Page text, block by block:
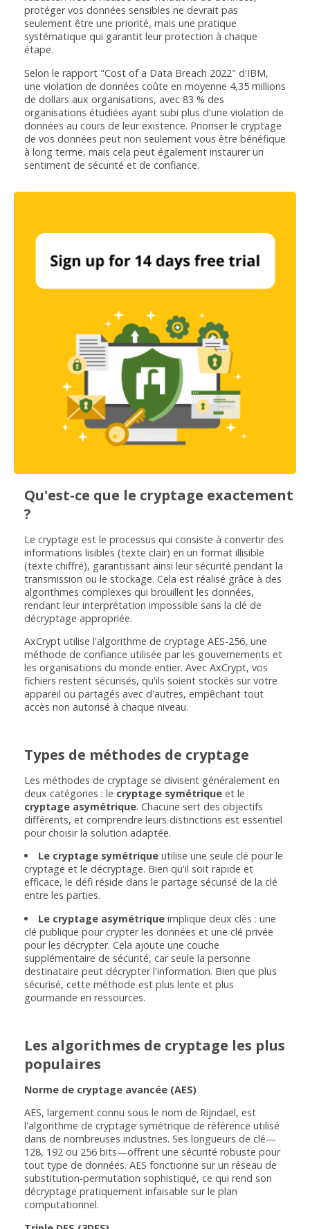
protéger vos données sensibles ne devrait pas
seulement être une priorité, mais une pratique
systématique qui garantit leur protection à chaque
étape.
Selon le rapport "Cost of a Data Breach 2022" d'IBM,
une violation de données coûte en moyenne 4,35 millions
de dollars aux organisations, avec 83 % des
organisations étudiées ayant subi plus d'une violation de
données au cours de leur existence. Prioriser le cryptage
de vos données peut non seulement vous être bénéfique
à long terme, mais cela peut également instaurer un
sentiment de sécurité et de confiance.
Qu'est-ce que le cryptage exactement
?
Le cryptage est le processus qui consiste à convertir des
informations lisibles (texte clair) en un format illisible
(texte chiffré), garantissant ainsi leur sécurité pendant la
transmission ou le stockage. Cela est réalisé grâce à des
algorithmes complexes qui brouillent les données,
rendant leur interprétation impossible sans la clé de
décryptage appropriée.
AxCrypt utilise l'algorithme de cryptage AES-256, une
méthode de confiance utilisée par les gouvernements et
les organisations du monde entier. Avec AxCrypt, vos
fichiers restent sécurisés, qu'ils soient stockés sur votre
appareil ou partagés avec d'autres, empêchant tout
accès non autorisé à chaque niveau.
Types de méthodes de cryptage
Les méthodes de cryptage se divisent généralement en
deux catégories : le cryptage symétrique et le
cryptage asymétrique. Chacune sert des objectifs
différents, et comprendre leurs distinctions est essentiel
pour choisir la solution adaptée.
Le cryptage symétrique utilise une seule clé pour le
cryptage et le décryptage. Bien qu'il soit rapide et
efficace, le défi réside dans le partage sécurisé de la clé
entre les parties.
Le cryptage asymétrique implique deux clés : une
clé publique pour crypter les données et une clé privée
pour les décrypter. Cela ajoute une couche
supplémentaire de sécurité, car seule la personne
destinataire peut décrypter l'information. Bien que plus
sécurisé, cette méthode est plus lente et plus
gourmande en ressources.
Les algorithmes de cryptage les plus
populaires
Norme de cryptage avancée (AES)
AES, largement connu sous le nom de Rijndael, est
l'algorithme de cryptage symétrique de référence utilisé
dans de nombreuses industries. Ses longueurs de clé—
128, 192 ou 256 bits—offrent une sécurité robuste pour
tout type de données. AES fonctionne sur un réseau de
substitution-permutation sophistiqué, ce qui rend son
décryptage pratiquement infaisable sur le plan
computationnel.